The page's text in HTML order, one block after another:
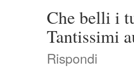
Che belli i
Tantissimi
Rispondi